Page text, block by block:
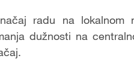
radu na lokalnom
dužnosti na